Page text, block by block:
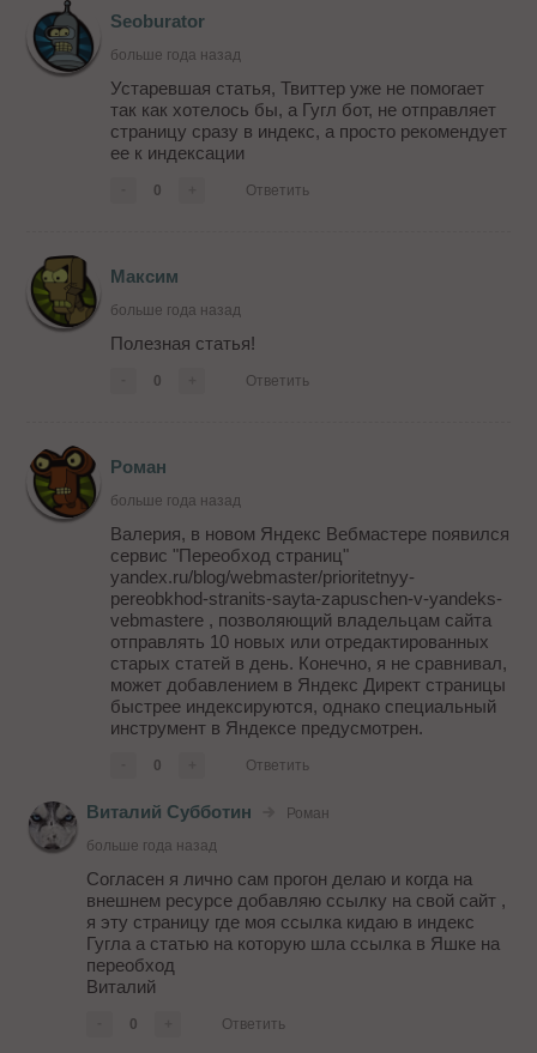
Seoburator
больше года назад
Устаревшая статья, Твиттер уже не помогает
так как хотелось бы, а Гугл бот, не отправляет
страницу сразу в индекс, а просто рекомендует
ее к индексации
0 Ответить
Максим
больше года назад
Полезная статья!
0 Ответить
Роман
больше года назад
Валерия, в новом Яндекс Вебмастере появился
сервис "Переобход страниц"
yandex.ru/blog/webmaster/prioritetnyy-
pereobkhod-stranits-sayta-zapuschen-v-yandeks-
vebmastere , позволяющий владельцам сайта
отправлять 10 новых или отредактированных
старых статей в день. Конечно, я не сравнивал,
может добавлением в Яндекс Директ страницы
быстрее индексируются, однако специальный
инструмент в Яндексе предусмотрен.
0 Ответить
Виталий Субботин
Роман
больше года назад
Согласен я лично сам прогон делаю и когда на
внешнем ресурсе добавляю ссылку на свой сайт ,
я эту страницу где моя ссылка кидаю в индекс
Гугла а статью на которую шла ссылка в Яшке на
переобход
Виталий
0 Ответить